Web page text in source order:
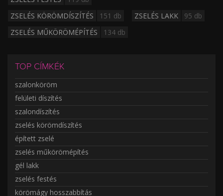
ZSELÉS KÖRÖMDÍSZÍTÉS
151 db ZSELÉS LAKK
95 db
ZSELÉS MŰKÖRÖMÉPÍTÉS
134 db
TOP CÍMKÉK
szalonköröm
felületi díszítés
szalondíszítés
zselés körömdíszítés
épített zselé
zselés műkörömépítés
gél lakk
zselés festés
körömágy hosszabbítás